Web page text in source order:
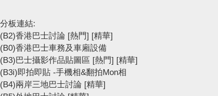
分板連結:
(B2)香港巴士討論 [熱門] [精華]
(B0)香港巴士車務及車廂設備
(B3)巴士攝影作品貼圖區 [熱門] [精華]
(B3i)即拍即貼 -手機相&翻拍Mon相
(B4)兩岸三地巴士討論 [精華]